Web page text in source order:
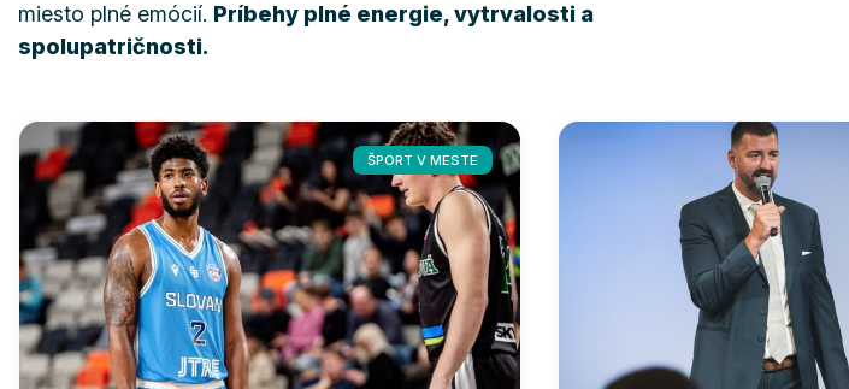
miesto plné emócií. Príbehy plné energie, vytrvalosti a
spolupatričnosti.
ŠPORT V MESTE